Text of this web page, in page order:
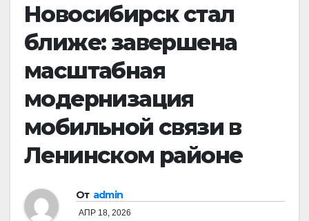
Новосибирск стал
ближе: завершена
масштабная
модернизация
мобильной связи в
Ленинском районе
От admin
АПР 18, 2026